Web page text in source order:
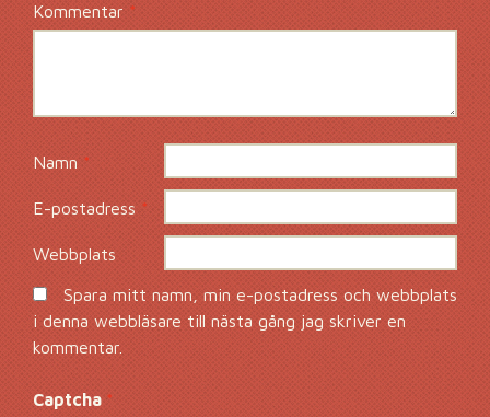
Kommentar*
Namn*
E-postadress*
Webbplats
Spara mitt namn, min e-postadress och webbplats
i denna webbläsare till nästa gång jag skriver en
kommentar.
Captcha*